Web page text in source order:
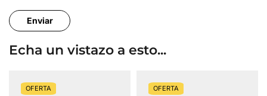
Echa un vistazo a esto...
OFERTA OFERTA